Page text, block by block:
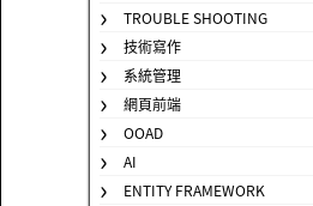
TROUBLE SHOOTING
技術寫作
系統管理
網頁前端
OOAD
AI
ENTITY FRAMEWORK